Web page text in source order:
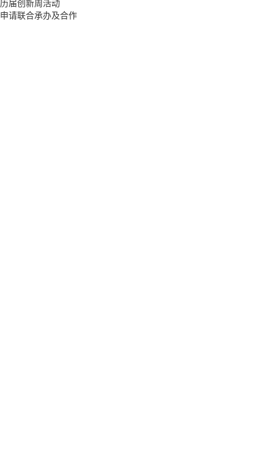
申请联合承办及合作